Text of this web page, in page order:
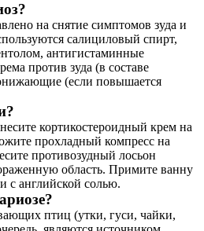
на снятие симптомов зуда и
салициловый спирт,
антигистаминные
против зуда (в составе
(если повышается
кортикостероидный крем на
прохладный компресс на
противозудный лосьон
область. Примите ванну
с английской солью.
птиц (утки, гуси, чайки,